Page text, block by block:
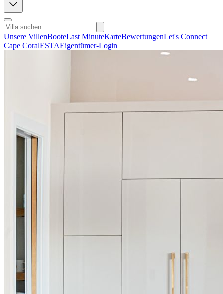
Unsere VillenBooteLast MinuteKarteBewertungenLet's Connect
Cape CoralESTAEigentümer-Login